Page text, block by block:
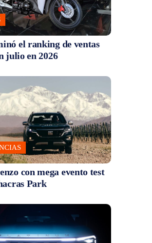
el ranking de ventas
julio en 2026
con mega evento test
Park